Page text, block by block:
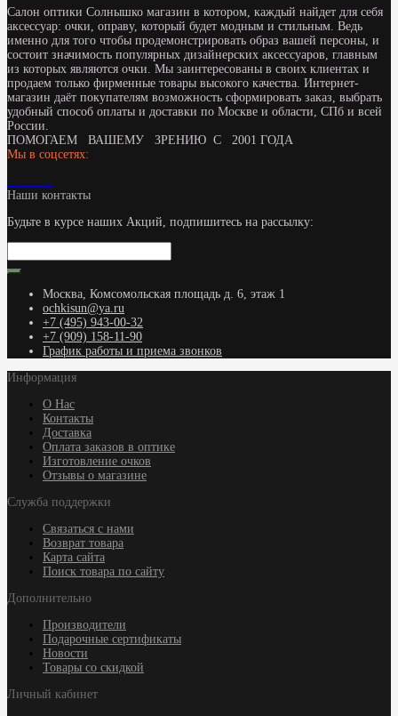
Салон оптики Солнышко магазин в котором, каждый найдет для себя
аксессуар: очки, оправу, который будет модным и стильным. Ведь
именно для того чтобы продемонстрировать образ вашей персоны, и
состоит значимость популярных дизайнерских аксессуаров, главным
из которых являются очки. Мы заинтересованы в своих клиентах и
продаем только фирменные товары высокого качества. Интернет-
магазин даёт покупателям возможность сформировать заказ, выбрать
удобный способ оплаты и доставки по Москве и области, СПб и всей
России.
ПОМОГАЕМ ВАШЕМУ ЗРЕНИЮ С 2001 ГОДА
Мы в соцсетях:
Наши контакты
Будьте в курсе наших Акций, подпишитесь на рассылку:
Москва, Комсомольская площадь д. 6, этаж 1
ochkisun@ya.ru
+7 (495) 943-00-32
+7 (909) 158-11-90
График работы и приема звонков
Информация
О Нас
Контакты
Доставка
Оплата заказов в оптике
Изготовление очков
Отзывы о магазине
Служба поддержки
Связаться с нами
Возврат товара
Карта сайта
Поиск товара по сайту
Дополнительно
Производители
Подарочные сертификаты
Новости
Товары со скидкой
Личный кабинет